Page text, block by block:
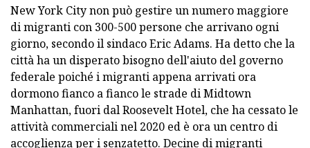
New York City non può gestire un numero maggiore
di migranti con 300-500 persone che arrivano ogni
giorno, secondo il sindaco Eric Adams. Ha detto che la
città ha un disperato bisogno dell'aiuto del governo
federale poiché i migranti appena arrivati ​​ora
dormono fianco a fianco le strade di Midtown
Manhattan, fuori dal Roosevelt Hotel, che ha cessato le
attività commerciali nel 2020 ed è ora un centro di
accoglienza per i senzatetto. Decine di migranti